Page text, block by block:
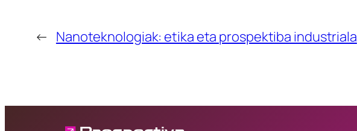
← Nanoteknologiak: etika eta prospektiba industriala